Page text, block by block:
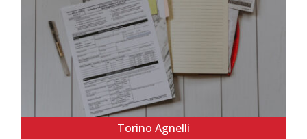
Torino Agnelli